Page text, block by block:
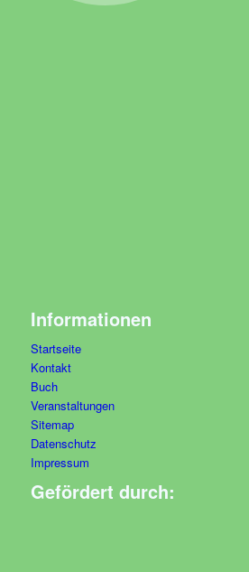
Informationen
Startseite
Kontakt
Buch
Veranstaltungen
Sitemap
Datenschutz
Impressum
Gefördert durch: